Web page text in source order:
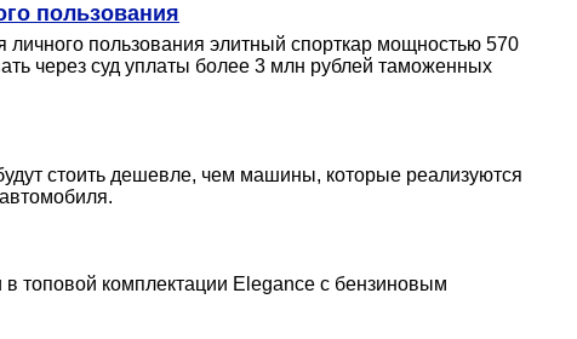
пользования
пользования элитный спорткар мощностью 570
через суд уплаты более 3 млн рублей таможенных
стоить дешевле, чем машины, которые реализуются
топовой комплектации Elegance с бензиновым